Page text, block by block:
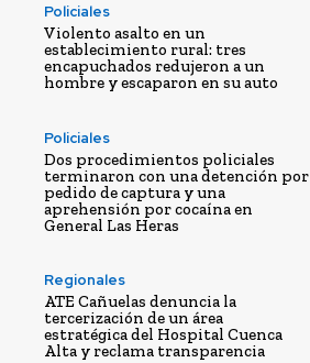
Policiales
Violento asalto en un
establecimiento rural: tres
encapuchados redujeron a un
hombre y escaparon en su auto
Policiales
Dos procedimientos policiales
terminaron con una detención por
pedido de captura y una
aprehensión por cocaína en
General Las Heras
Regionales
ATE Cañuelas denuncia la
tercerización de un área
estratégica del Hospital Cuenca
Alta y reclama transparencia